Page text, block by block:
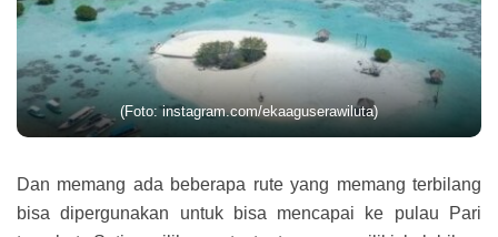
(Foto: instagram.com/ekaaguserawiluta)
Dan memang ada beberapa rute yang memang terbilang
bisa dipergunakan untuk bisa mencapai ke pulau Pari